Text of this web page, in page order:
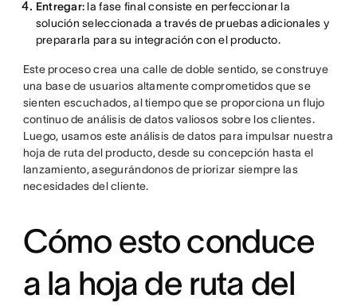
Entregar:la fase final consiste en perfeccionar la
solución seleccionada a través de pruebas adicionales y
prepararla para su integración con el producto.
Este proceso crea una calle de doble sentido, se construye
una base de usuarios altamente comprometidos que se
sienten escuchados, al tiempo que se proporciona un flujo
continuo de análisis de datos valiosos sobre los clientes.
Luego, usamos este análisis de datos para impulsar nuestra
hoja de ruta del producto, desde su concepción hasta el
lanzamiento, asegurándonos de priorizar siempre las
necesidades del cliente.
Cómo esto conduce
a la hoja de ruta del